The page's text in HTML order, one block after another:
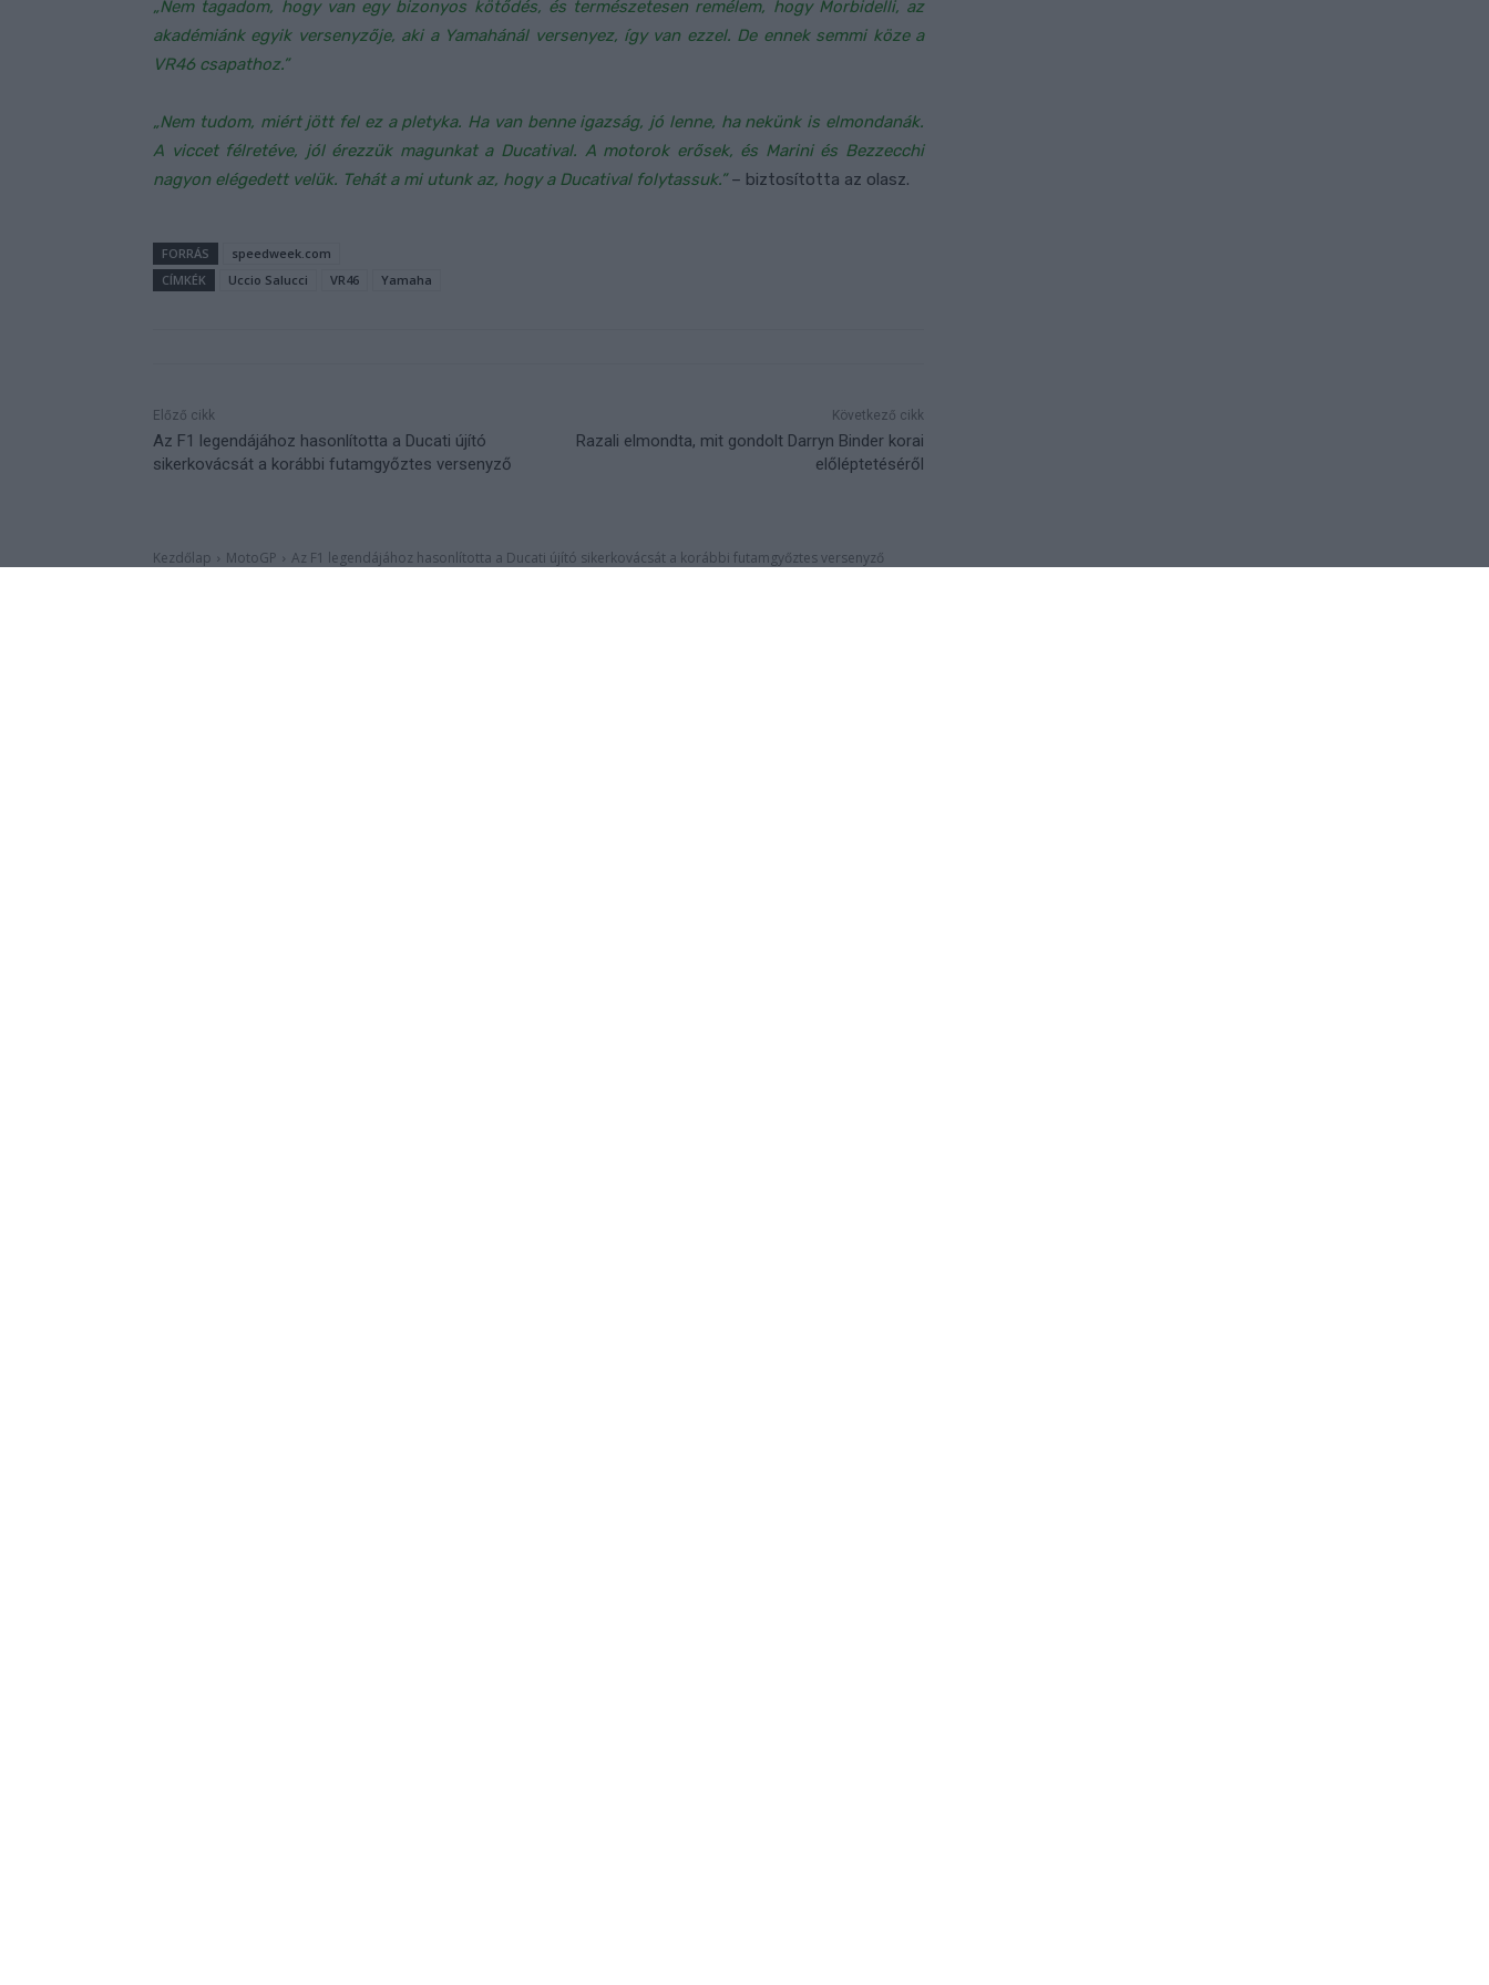
„Nem tagadom, hogy van egy bizonyos kötődés, és természetesen remélem, hogy Morbidelli, az
akadémiánk egyik versenyzője, aki a Yamahánál versenyez, így van ezzel. De ennek semmi köze a
VR46 csapathoz.”
„Nem tudom, miért jött fel ez a pletyka. Ha van benne igazság, jó lenne, ha nekünk is elmondanák.
A viccet félretéve, jól érezzük magunkat a Ducatival. A motorok erősek, és Marini és Bezzecchi
nagyon elégedett velük. Tehát a mi utunk az, hogy a Ducatival folytassuk.”– biztosította az olasz.
FORRÁS
speedweek.com
CÍMKÉK
Uccio Salucci VR46 Yamaha
Előző cikk
Az F1 legendájához hasonlította a Ducati újító
sikerkovácsát a korábbi futamgyőztes versenyző
Következő cikk
Razali elmondta, mit gondolt Darryn Binder korai
előléptetéséről